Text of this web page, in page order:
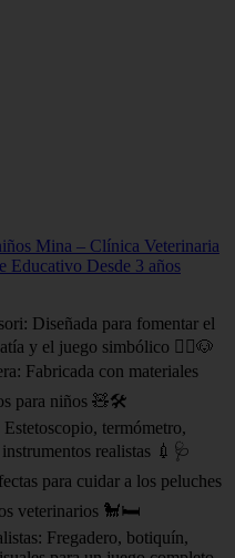
Mina – Clínica Veterinaria
Educativo Desde 3 años
Diseñada para fomentar el
y el juego simbólico 👩‍⚕️🐶
Fabricada con materiales
para niños 🧸🛠
Estetoscopio, termómetro,
realistas 💉🩺
para cuidar a los peluches
veterinarios 🐩🛏
Fregadero, botiquín,